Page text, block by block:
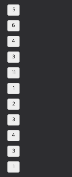
5
6
4
3
11
1
2
3
4
3
1